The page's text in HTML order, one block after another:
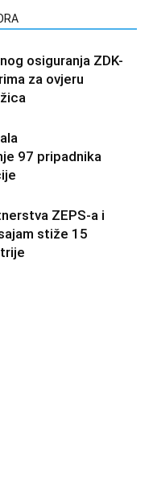
osiguranja ZDK-
za ovjeru
97 pripadnika
ZEPS-a i
stiže 15